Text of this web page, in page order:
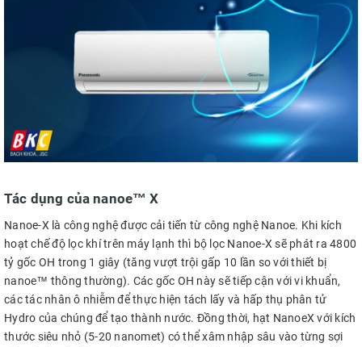
Tác dụng của nanoe™ X
Nanoe-X là công nghệ được cải tiến từ công nghệ Nanoe. Khi kích
hoạt chế độ lọc khí trên máy lạnh thì bộ lọc Nanoe-X sẽ phát ra 4800
tỷ gốc OH trong 1 giây (tăng vượt trội gấp 10 lần so với thiết bị
nanoe™ thông thường). Các gốc OH này sẽ tiếp cận với vi khuẩn,
các tác nhân ô nhiễm để thực hiện tách lấy và hấp thụ phân tử
Hydro của chúng để tạo thành nước. Đồng thời, hạt NanoeX với kích
thước siêu nhỏ (5-20 nanomet) có thể xâm nhập sâu vào từng sợi